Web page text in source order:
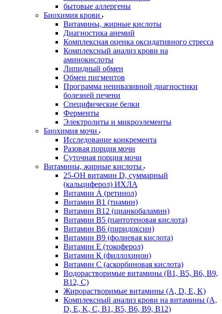
бытовые аллергены
Биохимия крови
Витамины, жирные кислоты
Диагностика анемий
Комплексная оценка оксидативного стресса
Комплексный анализ крови на
аминокислоты
Липидный обмен
Обмен пигментов
Программа неинвазивной диагностики
болезней печени
Специфические белки
Ферменты
Электролиты и микроэлементы
Биохимия мочи
Исследование конкремента
Разовая порция мочи
Суточная порция мочи
Витамины, жирные кислоты
25-OH витамин D, суммарный
(кальциферол) ИХЛА
Витамин А (ретинол)
Витамин В1 (тиамин)
Витамин В12 (цианкобаламин)
Витамин В5 (пантотеновая кислота)
Витамин В6 (пиридоксин)
Витамин В9 (фолиевая кислота)
Витамин Е (токоферол)
Витамин К (филлохинон)
Витамин С (аскорбиновая кислота)
Водорастворимые витамины (B1, B5, B6, В9,
В12, С)
Жирорастворимые витамины (A, D, E, K)
Комплексный анализ крови на витамины (A,
D, E, K, C, B1, B5, B6, В9, B12)